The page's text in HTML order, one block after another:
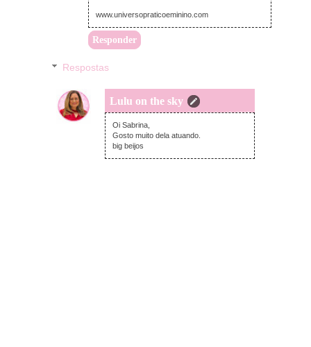
www.universopraticoeminino.com
Responder
Respostas
Lulu on the sky
quarta-feira, junho 10, 2015
Oi Sabrina,
Gosto muito dela atuando.
big beijos